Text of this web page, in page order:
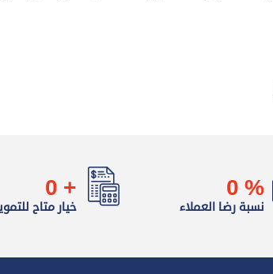
%
0
نسبة رضا العملاء
+
0
خيار متاح